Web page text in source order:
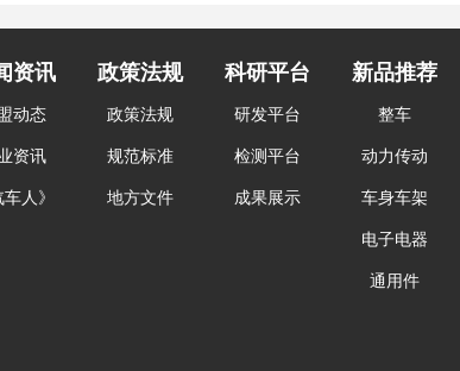
资讯
动态
资讯
车人》
政策法规
政策法规
规范标准
地方文件
科研平台
研发平台
检测平台
成果展示
新品推荐
整车
动力传动
车身车架
电子电器
通用件